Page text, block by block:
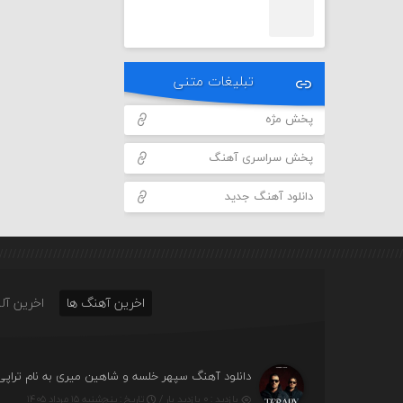
تبلیغات متنی
پخش مژه
پخش سراسری آهنگ
دانلود آهنگ جدید
اخرین آهنگ ها اخرین
دانلود آهنگ سپهر خلسه و شاهین میری به نام
بازدید : ۰ بازدید بار / تاریخ : پنج‌شنبه ۱۵ مرداد ۱۴۰۵